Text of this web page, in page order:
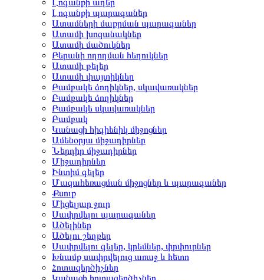
Լոգանքի աղեր
Լոգանքի պարագաներ
Ատամների մաքրման պարագաներ
Ատամի խոզանակներ
Ատամի մածուկներ
Բերանի ողողման հեղուկներ
Ատամի թելեր
Ատամի փայտիկներ
Բամբակե ձողիկներ, սկավառակներ
Բամբակե ձողիկներ
Բամբակե սկավառակներ
Բամբակ
Կանացի հիգիենիկ միջոցներ
Ամենօրյա միջադիրներ
Ներդիր միջադիրներ
Միջադիրներ
Ինտիմ գելեր
Մազահեռացման միջոցներ և պարագաներ
Քսուք
Միցելյար ջուր
Սափրվելու պարագաներ
Ածելիներ
Ածելու շեղբեր
Սափրվելու գելեր, կրեմներ, փրփուրներ
Խնամք սափրվելուց առաջ և հետո
Հոտազերծիչներ
Կանացի հոտազերծիչներ